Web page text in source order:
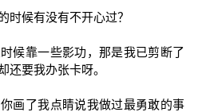
时候有没有不开心过？
候靠一些影功，那是我已剪断了
还要我办张卡呀。
画了我点睛说我做过最勇敢的事